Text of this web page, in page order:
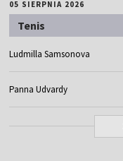
05 SIERPNIA 2026
Tenis
Ludmilla Samsonova
Panna Udvardy